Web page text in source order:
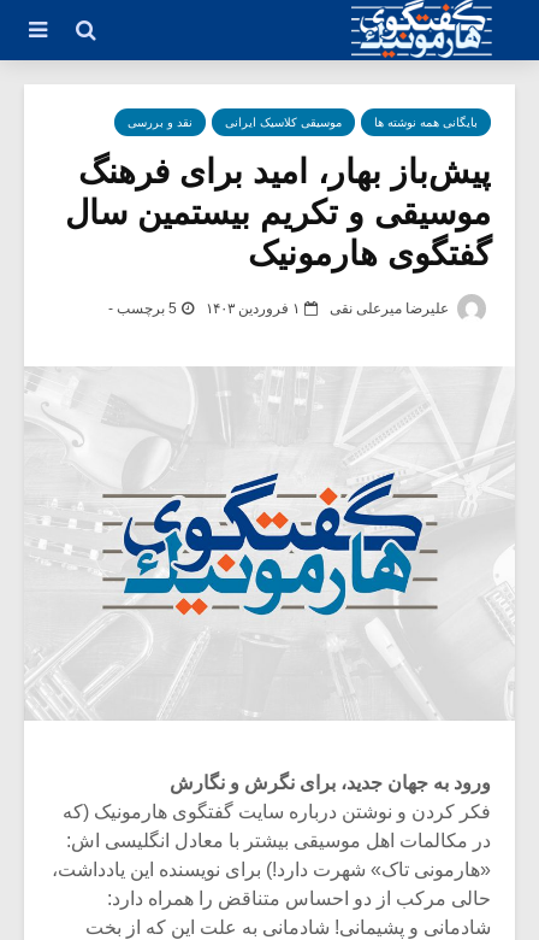
بایگانی همه نوشته ها موسیقی کلاسیک ایرانی نقد و بررسی
پیش‌باز بهار، امید برای فرهنگ
موسیقی و تکریم بیستمین سال
گفتگوی هارمونیک
علیرضا میرعلی نقی ۱ فروردین ۱۴۰۳ 5 برچسب -
ورود به جهان جدید، برای نگرش و نگارش
فکر کردن و نوشتن درباره سایت گفتگوی هارمونیک (که
در مکالمات اهل موسیقی بیشتر با معادل انگلیسی اش:
«هارمونی تاک» شهرت دارد!) برای نویسنده این یادداشت،
حالی مرکب از دو احساس متناقض را همراه دارد:
شادمانی و پشیمانی! شادمانی به علت این که از بخت